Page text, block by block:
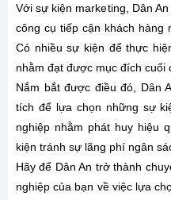
Với sự kiện marketing, Dân
công cụ tiếp cận khách hàng
Có nhiều sự kiện để thực
nhằm đạt được mục đích cuối
Nắm bắt được điều đó, Dân
tích để lựa chọn những sự
nghiệp nhằm phát huy hiệu
kiện tránh sự lãng phí ngân
Hãy để Dân An trở thành
nghiệp của bạn về việc lựa